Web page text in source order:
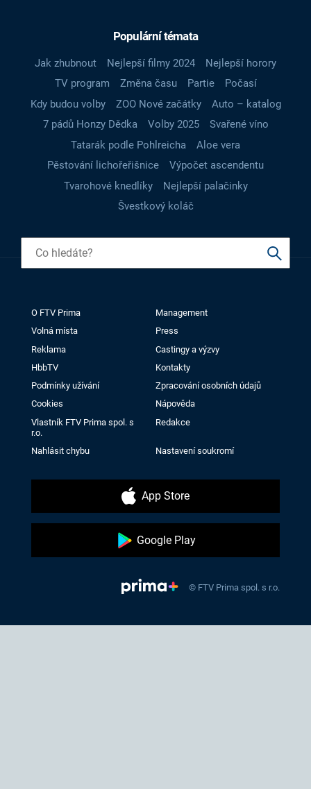
Populární témata
Jak zhubnout Nejlepší filmy 2024
Nejlepší horory
TV program
Změna času Partie
Počasí
Kdy budou volby
ZOO Nové začátky
Auto – katalog
7 pádů Honzy Dědka
Volby 2025
Svařené víno
Tatarák podle Pohlreicha
Aloe vera
Pěstování lichořeřišnice
Výpočet ascendentu
Tvarohové knedlíky
Nejlepší palačinky
Švestkový koláč
O FTV Prima
Management
Volná místa
Press
Reklama
Castingy a výzvy
HbbTV
Kontakty
Podmínky užívání
Zpracování osobních údajů
Cookies
Nápověda
Vlastník FTV Prima spol. s
r.o.
Redakce
Nahlásit chybu Nastavení soukromí
App Store
Google Play
© FTV Prima spol. s r.o.